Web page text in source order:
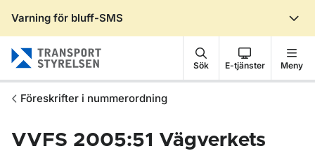
Varning för bluff-SMS
Sök E-tjänster Meny
Föreskrifter i nummerordning
VVFS 2005:51 Vägverkets